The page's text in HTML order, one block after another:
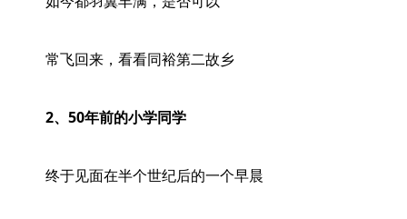
常飞回来，看看同裕第二故乡
2、50年前的小学同学
终于见面在半个世纪后的一个早晨